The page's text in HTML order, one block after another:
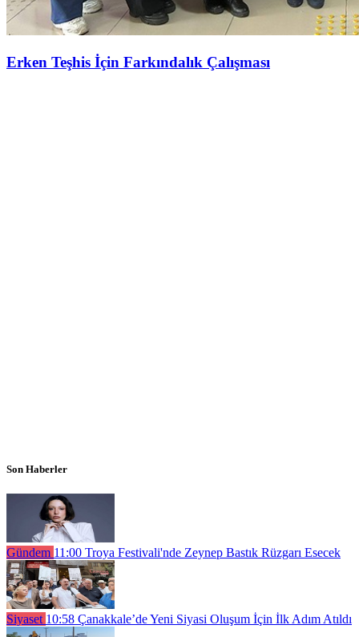
Erken Teşhis İçin Farkındalık Çalışması
Son Haberler
Gündem 11:00 Troya Festivali'nde Zeynep Bastık Rüzgarı Esecek
Siyaset 10:58 Çanakkale’de Yeni Siyasi Oluşum İçin İlk Adım Atıldı